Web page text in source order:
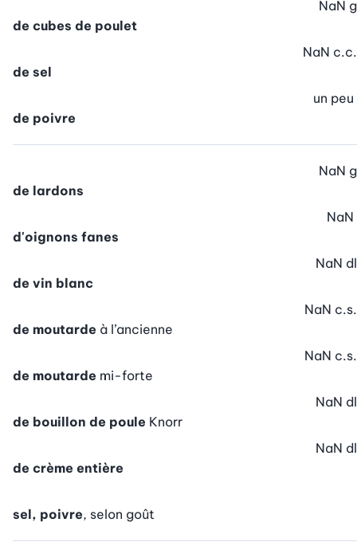
de cubes de poulet
NaN g
de sel
NaN c.c.
de poivre
un peu
de lardons
NaN g
d'oignons fanes
NaN
de vin blanc
NaN dl
de moutarde à l’ancienne
NaN c.s.
de moutarde mi-forte
NaN c.s.
de bouillon de poule Knorr
NaN dl
de crème entière
NaN dl
sel, poivre, selon goût